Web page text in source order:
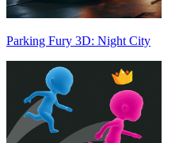
Parking Fury 3D: Night City